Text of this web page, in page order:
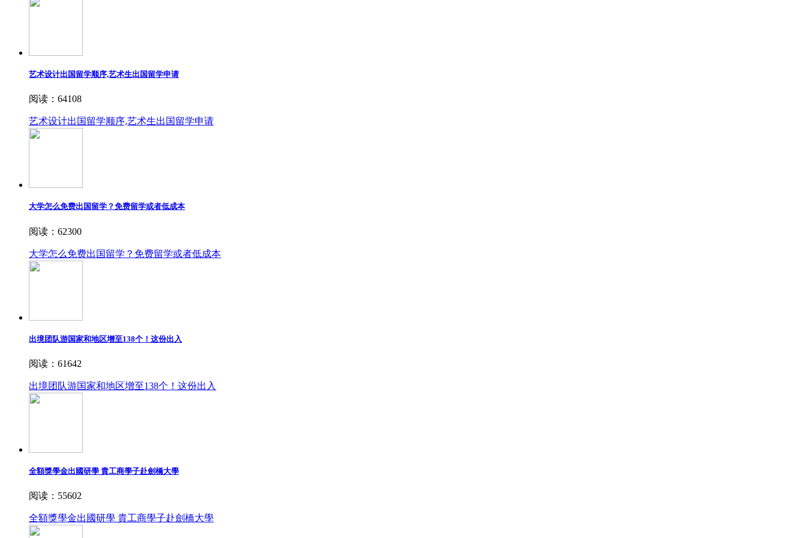
艺术设计出国留学顺序,艺术生出国留学申请
阅读：64108
艺术设计出国留学顺序,艺术生出国留学申请
大学怎么免费出国留学？免费留学或者低成本
阅读：62300
大学怎么免费出国留学？免费留学或者低成本
出境团队游国家和地区增至138个！这份出入
阅读：61642
出境团队游国家和地区增至138个！这份出入
全額獎學金出國研學 貴工商學子赴劍橋大學
阅读：55602
全額獎學金出國研學 貴工商學子赴劍橋大學